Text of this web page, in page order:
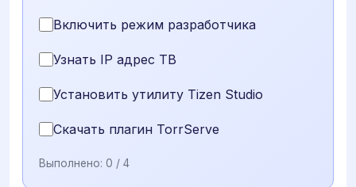
Включить режим разработчика
Узнать IP адрес ТВ
Установить утилиту Tizen Studio
Скачать плагин TorrServe
Выполнено: 0 / 4